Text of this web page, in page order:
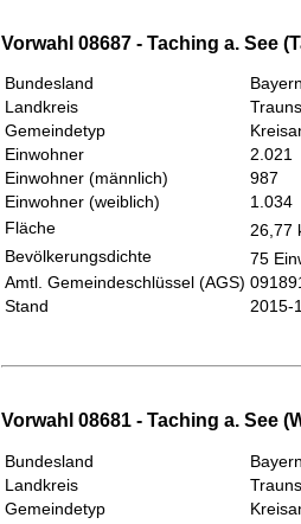
Vorwahl 08687 - Taching a. See
Bundesland
Landkreis
Gemeindetyp
Einwohner
2.021
Einwohner (männlich)
987
Einwohner (weiblich)
1.034
Fläche
26,77
Bevölkerungsdichte
75
Amtl. Gemeindeschlüssel (AGS)
Stand
2015-
Vorwahl 08681 - Taching a. See
Bundesland
Landkreis
Gemeindetyp